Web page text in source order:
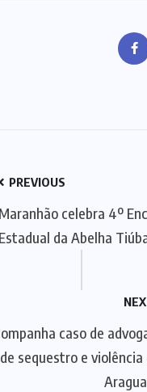
PREVIOUS
Maranhão celebra 4º
Estadual da Abelha
caso de
sequestro e violência